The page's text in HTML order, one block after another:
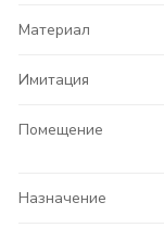
Материал
Имитация
Помещение
Назначение